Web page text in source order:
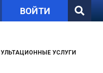
ВОЙТИ
УСЛУГИ